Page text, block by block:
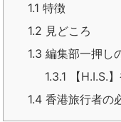
1.1 特徴
1.2 見どころ
1.3 編集部一押し
1.3.1 【H.I.S.
1.4 香港旅行者の